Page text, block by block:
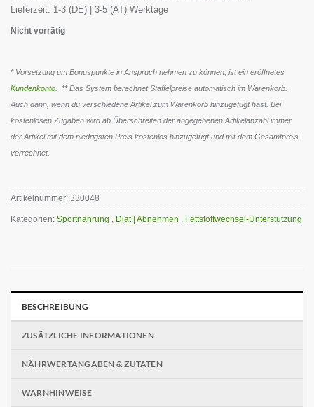
Lieferzeit: 1-3 (DE) | 3-5 (AT) Werktage
Nicht vorrätig
* Vorsetzung um Bonuspunkte in Anspruch nehmen zu können, ist ein eröffnetes
Kundenkonto . ** Das System berechnet Staffelpreise automatisch im Warenkorb.
Auch dann, wenn du verschiedene Artikel zum Warenkorb hinzugefügt hast. Bei
kostenlosen Zugaben wird ab Überschreiten der angegebenen Artikelanzahl immer
der Artikel mit dem niedrigsten Preis kostenlos hinzugefügt und mit dem Gesamtpreis
verrechnet.
Artikelnummer: 330048
Kategorien: Sportnahrung , Diät | Abnehmen , Fettstoffwechsel-Unterstützung
BESCHREIBUNG
ZUSÄTZLICHE INFORMATIONEN
NÄHRWERTANGABEN & ZUTATEN
WARNHINWEISE